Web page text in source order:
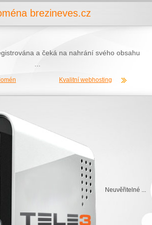
brezineves.cz
a čeká na nahrání svého obsahu
Kvalitní webhosting
Neuvěřitelné ...